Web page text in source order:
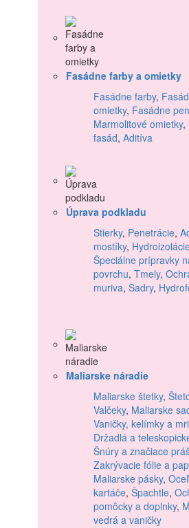
Fasádne farby a omietky
Fasádne farby,
omietky, Fasádne
Marmolitové omietky,
fasád, Aditíva
Úprava podkladu
Stierky, Penetrácie,
mostíky,
Špeciálne prípravky
povrchu, Tmely,
muriva, Sadry,
Maliarske náradie
Maliarske štetky,
Valčeky, Maliarske
Vaničky, kelímky a
Držadlá a
Šnúry a značiace
Zakrývacie fólie a
Maliarske pásky,
kartáče, Špachtle,
pomôcky a doplnky,
vedrá a vaničky